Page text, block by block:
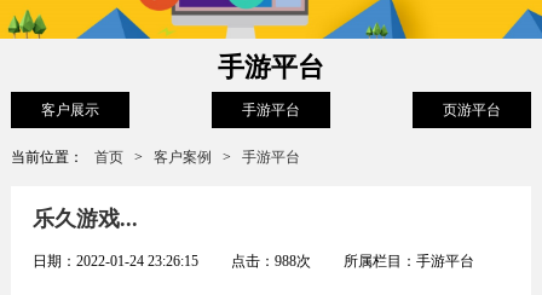
手游平台
客户展示 手游平台 页游平台
当前位置： 首页 > 客户案例 > 手游平台
乐久游戏...
日期： 2022-01-24 23:26:15点击： 988次 所属栏目： 手游平台